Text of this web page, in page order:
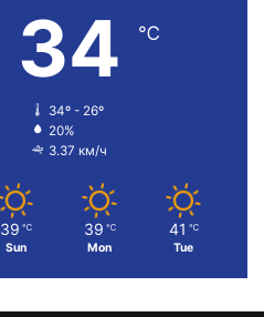
34 ℃
34º - 26º
20%
3.37 км/ч
39 ℃
Sun
39 ℃
Mon
41 ℃
Tue